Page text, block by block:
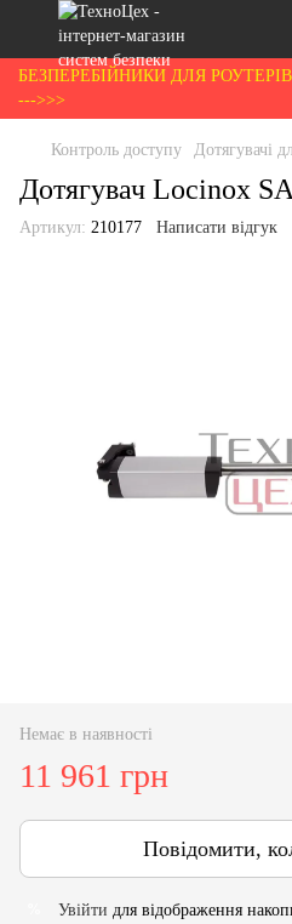
БЕЗПЕРЕБІЙНИКИ ДЛЯ
--->>>
Контроль доступу Дотягувачі
Дотягувач Locinox
Артикул: 210177 Написати відгук
Немає в наявності
11 961 грн
Повідомити,
Увійти для відображення